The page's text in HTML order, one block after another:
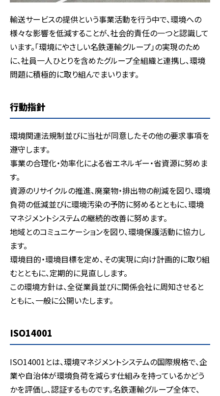
輸送サービスの提供という事業活動を行う中で、環境への
様々な影響を低減することが、社会的責任の一つと認識して
います。「環境にやさしい名鉄運輸グループ」の実現のため
に、社員一人ひとりを含めたグループ全組織と連携し、環境
問題に積極的に取り組んでまいります。
行動指針
環境関連法規制並びに当社が同意したその他の要求事項を
遵守します。
事業の合理化・効率化による省エネルギー・省資源に努めま
す。
資源のリサイクルの推進、廃棄物・排出物の削減を図り、環境
負荷の低減並びに環境汚染の予防に努めるとともに、環境
マネジメントシステムの継続的改善に努めます。
地域とのコミュニケーションを図り、環境保護活動に協力し
ます。
環境目的・環境目標を定め、その実現に向け計画的に取り組
むとともに、定期的に見直しします。
この環境方針は、全従業員並びに関係会社に周知させると
ともに、一般に公開いたします。
ISO14001
ISO14001とは、環境マネジメントシステムの国際規格で、企
業や自治体が環境負荷を減らす仕組みを持っているかどう
かを評価し、認証するものです。名鉄運輸グループ全体で、